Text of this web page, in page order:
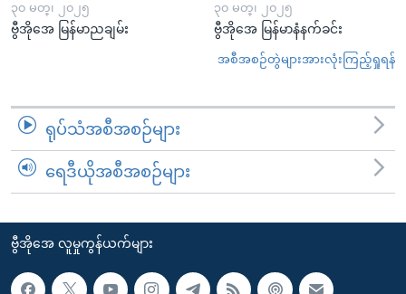
၃၀ မတ္၊ ၂၀၂၅
ဗွီအိုအေ မြန်မာညချမ်း
၃၀ မတ္၊ ၂၀၂၅
ဗွီအိုအေ မြန်မာနံနက်ခင်း
အစီအစဉ်တွဲများအားလုံးကြည့်ရှုရန်
ရုပ်သံအစီအစဉ်များ
ရေဒီယိုအစီအစဉ်များ
ဗွီအိုအေ လူမှုကွန်ယက်များ